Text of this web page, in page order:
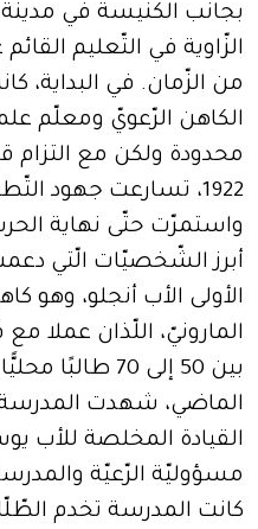
بجانب الكنيسة في
الزّاوية في التّعليم
من الزّمان. في البداية،
الكاهن الرّعويّ ومعلّم
محدودة ولكن مع التزام
1922، تسارعت جهود
واستمرّت حتّى نهاية
أبرز الشّخصيّات الّتي
الأولى الأب أنجلو، وهو
المارونيّ، اللّذان عملا
بين 50 إلى 70
الماضي، شهدت
القيادة المخلصة للأب
مسؤوليّة الرّعيّة
كانت المدرسة تخدم